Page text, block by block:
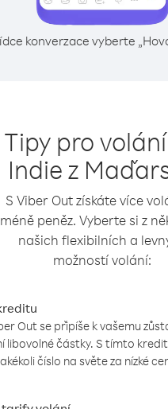
konverzace vyberte
Tipy pro
Indie z
S Viber Out získáte více
méně peněz. Vyberte si z
našich flexibilních a
možností volání:
Out se připíše k vašemu
libovolné částky. S tímto
číslo na světe za nízké